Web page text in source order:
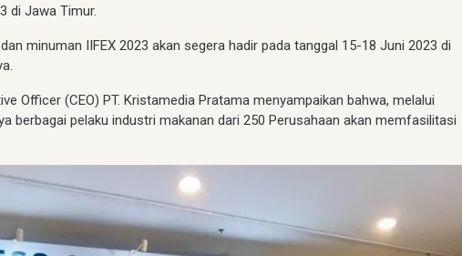
di Jawa Timur.
minuman IIFEX 2023 akan segera hadir pada tanggal 15-18 Juni 2023 di
Officer (CEO) PT. Kristamedia Pratama menyampaikan bahwa, melalui
berbagai pelaku industri makanan dari 250 Perusahaan akan memfasilitasi